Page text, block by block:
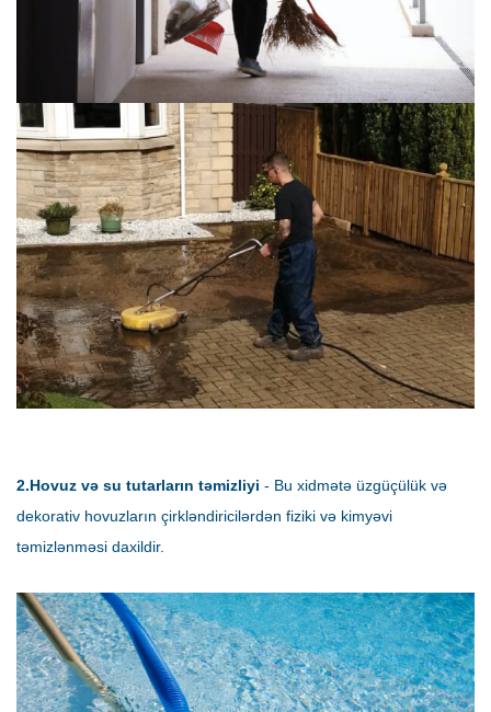
2.Hovuz və su tutarların təmizliyi - Bu xidmətə üzgüçülük və
dekorativ hovuzların çirkləndiricilərdən fiziki və kimyəvi
təmizlənməsi daxildir.